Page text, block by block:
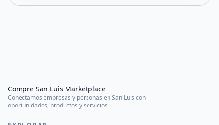
Compre San Luis Marketplace
Conectamos empresas y personas en San Luis con
oportunidades, productos y servicios.